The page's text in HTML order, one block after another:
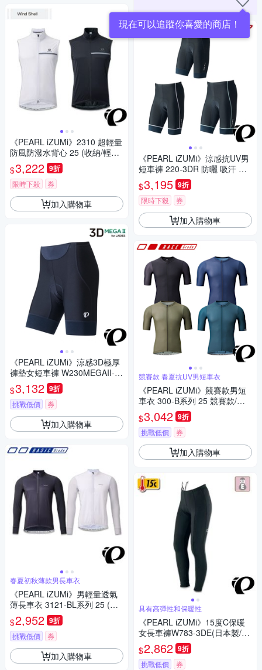
《PEARL iZUMi》2310 超輕量
防風防潑水背心 25 (收納/輕量/
防風背心)
$3,222 9折
限時下殺 券
加入購物車
《PEARL iZUMi》涼感3D極厚
褲墊女短車褲 W230MEGAII-1
黑 抗UV Coldshade 日本製/初
學者/長途/自行車/運動
$3,132 9折
挑戰低價 券
加入購物車
春夏初秋薄款男長車衣
《PEARL iZUMi》男輕量透氣
薄長車衣 3121-BL系列 25 (排
汗/速乾/男車服/長袖車衣/運動/
自行車)
$2,952 9折
挑戰低價 券
加入購物車
現在可以追蹤你喜愛的商店！
《PEARL iZUMi》涼感抗UV男
短車褲 220-3DR 防曬 吸汗 透
氣 /單車褲/車褲/競賽/運動/自行
車
$3,195 9折
限時下殺 券
加入購物車
競賽款 春夏抗UV男短車衣
《PEARL iZUMi》競賽款男短
車衣 300-B系列 25 競賽款/合
身車衣/透氣/吸汗/自行車/運動/
車服/日本製
$3,042 9折
挑戰低價 券
加入購物車
具有高彈性和保暖性
《PEARL iZUMi》15度C保暖
女長車褲W783-3DE(日本製/刷
毛車褲/保暖車褲/吸汗速乾/秋
冬/入門款/單車/運動)
$2,862 9折
挑戰低價 券